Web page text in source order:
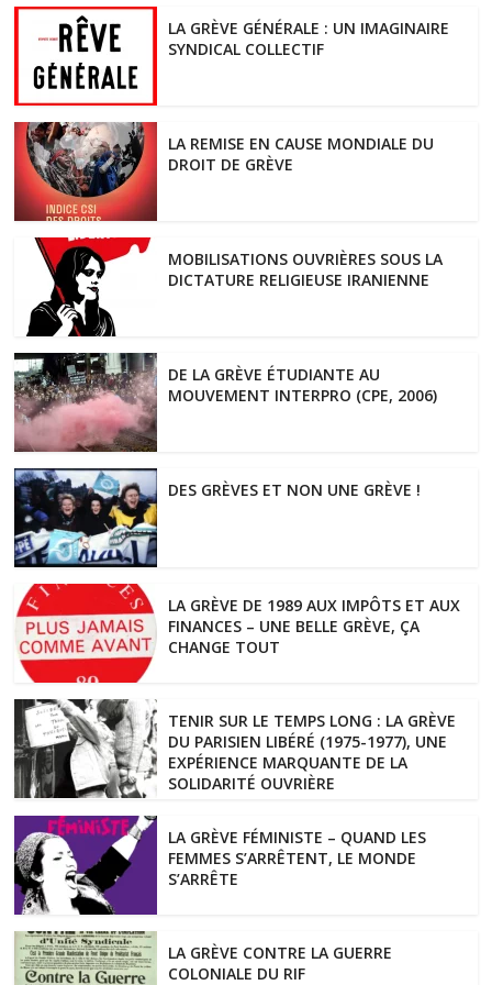
LA GRÈVE GÉNÉRALE : UN IMAGINAIRE
SYNDICAL COLLECTIF
LA REMISE EN CAUSE MONDIALE DU
DROIT DE GRÈVE
MOBILISATIONS OUVRIÈRES SOUS LA
DICTATURE RELIGIEUSE IRANIENNE
DE LA GRÈVE ÉTUDIANTE AU
MOUVEMENT INTERPRO (CPE, 2006)
DES GRÈVES ET NON UNE GRÈVE !
LA GRÈVE DE 1989 AUX IMPÔTS ET AUX
FINANCES – UNE BELLE GRÈVE, ÇA
CHANGE TOUT
TENIR SUR LE TEMPS LONG : LA GRÈVE
DU PARISIEN LIBÉRÉ (1975-1977), UNE
EXPÉRIENCE MARQUANTE DE LA
SOLIDARITÉ OUVRIÈRE
LA GRÈVE FÉMINISTE – QUAND LES
FEMMES S’ARRÊTENT, LE MONDE
S’ARRÊTE
LA GRÈVE CONTRE LA GUERRE
COLONIALE DU RIF